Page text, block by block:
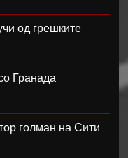
од грешките
Гранада
голман на Сити